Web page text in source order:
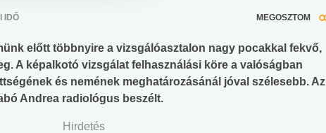
IDŐ MEGOSZTOM
előtt többnyire a vizsgálóasztalon nagy pocakkal fekvő,
A képalkotó vizsgálat felhasználási köre a valóságban
és nemének meghatározásánál jóval szélesebb. Az
Andrea radiológus beszélt.
Hirdetés